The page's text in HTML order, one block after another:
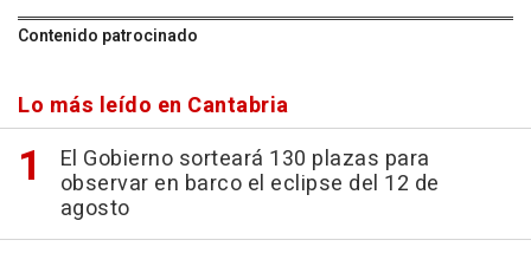
Contenido patrocinado
Lo más leído en Cantabria
El Gobierno sorteará 130 plazas para
observar en barco el eclipse del 12 de
agosto